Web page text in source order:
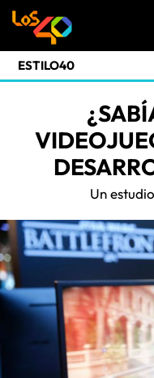
ESTILO40
Un